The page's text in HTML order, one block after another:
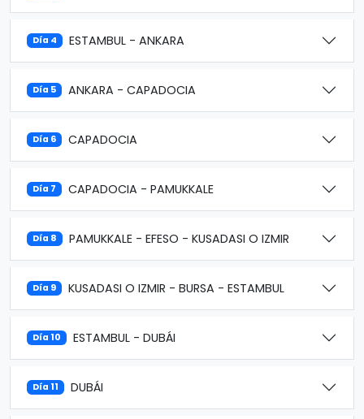
Día 4 ESTAMBUL - ANKARA
Día 5 ANKARA - CAPADOCIA
Día 6 CAPADOCIA
Día 7 CAPADOCIA - PAMUKKALE
Día 8 PAMUKKALE - EFESO - KUSADASI O IZMIR
Día 9 KUSADASI O IZMIR - BURSA - ESTAMBUL
Día 10 ESTAMBUL - DUBÁI
Día 11 DUBÁI